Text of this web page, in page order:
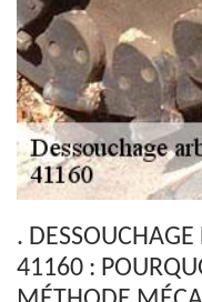
. DESSOUCHAGE
41160 :